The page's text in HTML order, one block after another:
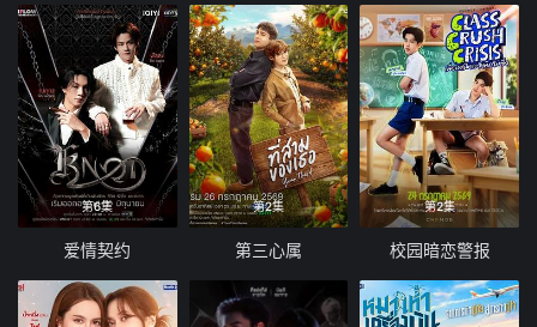
第6集
爱情契约
第2集
第三心属
第2集
校园暗恋警报